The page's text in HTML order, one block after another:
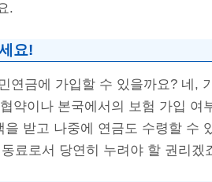
.
요!
연금에 가입할 수 있을까요? 네,
약이나 본국에서의 보험 가입 여
받고 나중에 연금도 수령할 수
료로서 당연히 누려야 할 권리겠